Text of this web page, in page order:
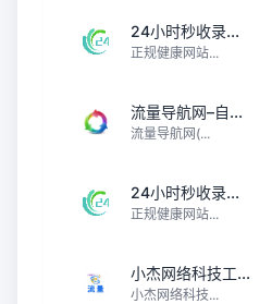
24小时秒收录...
正规健康网站...
流量导航网–自...
流量导航网(...
24小时秒收录...
正规健康网站...
小杰网络科技工...
小杰网络科技...